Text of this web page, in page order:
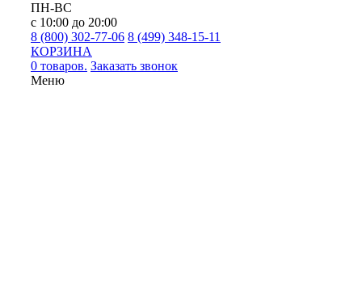
ПН-ВС
с 10:00 до 20:00
8 (800) 302-77-06 8 (499) 348-15-11
КОРЗИНА
0 товаров. Заказать звонок
Меню